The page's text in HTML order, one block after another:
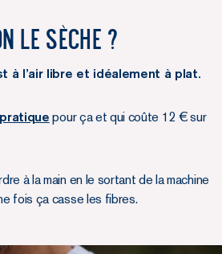
le sèche ?
à l’air libre et idéalement à plat.
pour ça et qui coûte 12 € sur
à la main en le sortant de la machine
fois ça casse les fibres.